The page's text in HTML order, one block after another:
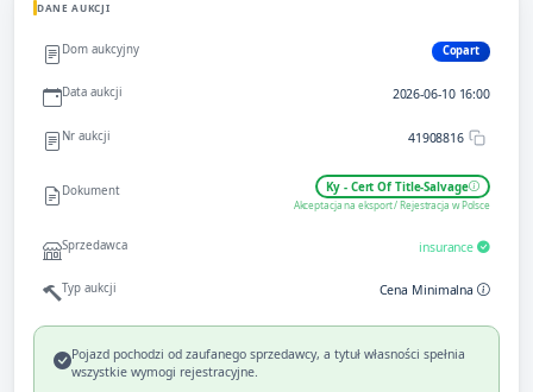
DANE AUKCJI
Dom aukcyjny Copart
Data aukcji 2026-06-10 16:00
Nr aukcji 41908816
Dokument Ky - Cert Of Title-Salvage
Akceptacja na eksport / Rejestracja w Polsce
Sprzedawca insurance
Typ aukcji Cena Minimalna
Pojazd pochodzi od zaufanego sprzedawcy, a tytuł własności spełnia
wszystkie wymogi rejestracyjne.